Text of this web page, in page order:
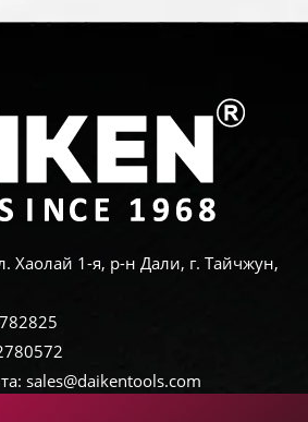
Хаолай 1-я, р-н Дали, г. Тайчжун,
sales@daikentools.com